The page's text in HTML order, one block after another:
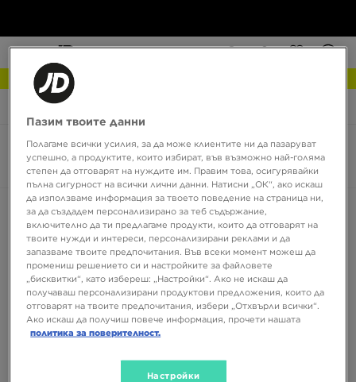
Nike React Pegasus Trail
0 продукта
Сортирай:Препоръчани Филтрирай
Няма продукти за показване
Промени критериите за търсене
изтрий избраните филтри
Пазим твоите данни
Полагаме всички усилия, за да може клиентите ни да пазаруват
успешно, а продуктите, които избират, във възможно най-голяма
степен да отговарят на нуждите им. Правим това, осигурявайки
пълна сигурност на всички лични данни. Натисни „ОК“, ако искаш
да използваме информация за твоето поведение на страница ни,
за да създадем персонализирано за теб съдържание,
включително да ти предлагаме продукти, които да отговарят на
твоите нужди и интереси, персонализирани реклами и да
запазваме твоите предпочитания. Във всеки момент можеш да
промениш решението си и настройките за файловете
„бисквитки“, като избереш: „Настройки“. Ако не искаш да
получаваш персонализирани продуктови предложения, които да
отговарят на твоите предпочитания, избери „Отхвърли всички“.
Ако искаш да получиш повече информация, прочети нашата
политика за поверителност.
Настройки